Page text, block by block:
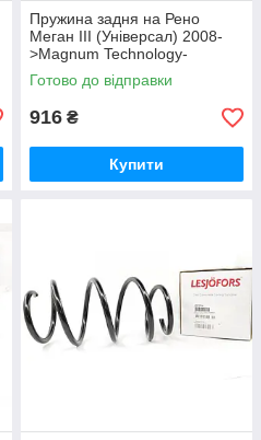
Пружина задня на Рено
Меган III (Універсал) 2008-
>Magnum Technology-
SR149MT
Готово до відправки
916 ₴
Купити